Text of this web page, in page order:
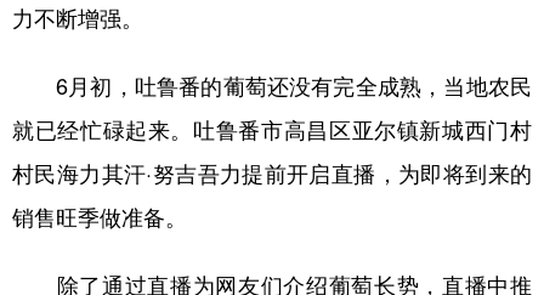
力不断增强。
6月初，吐鲁番的葡萄还没有完全成熟，当地农民
就已经忙碌起来。吐鲁番市高昌区亚尔镇新城西门村
村民海力其汗·努吉吾力提前开启直播，为即将到来的
销售旺季做准备。
除了通过直播为网友们介绍葡萄长势，直播中推